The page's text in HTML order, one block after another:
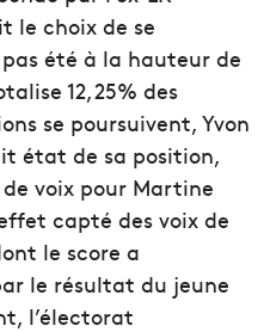
le choix de se
été à la hauteur de
12,25% des
se poursuivent, Yvon
état de sa position,
voix pour Martine
capté des voix de
le score a
le résultat du jeune
l’électorat